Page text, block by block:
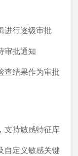
进行逐级审批
审批通知
查结果作为审批
支持敏感特征库
自定义敏感关键